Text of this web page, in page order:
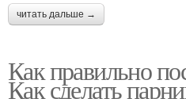
читать дальше →
Как правильно
Как сделать